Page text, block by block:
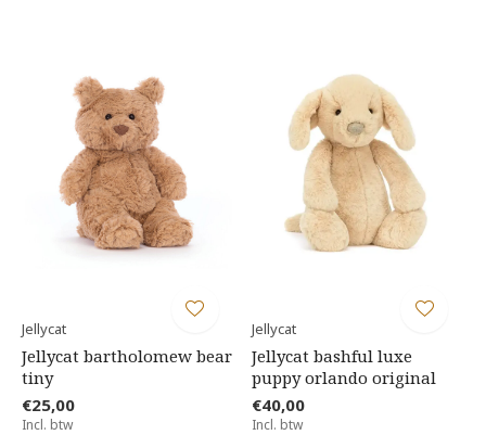
Jellycat
Jellycat bartholomew bear
tiny
€25,00
Incl. btw
Jellycat
Jellycat bashful luxe
puppy orlando original
€40,00
Incl. btw